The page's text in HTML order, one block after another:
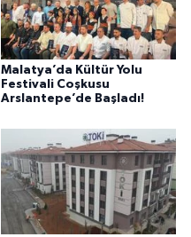
Malatya’da Kültür Yolu
Festivali Coşkusu
Arslantepe’de Başladı!